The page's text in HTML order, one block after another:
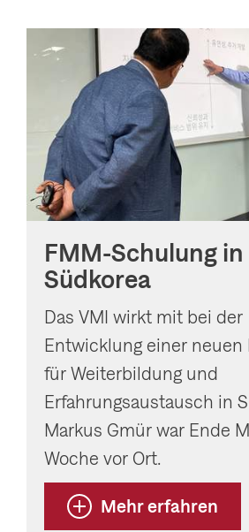
FMM-Schulung in
Südkorea
Das VMI wirkt mit bei der
Entwicklung einer neuen
für Weiterbildung und
Erfahrungsaustausch in
Markus Gmür war Ende
Woche vor Ort.
Mehr erfahren